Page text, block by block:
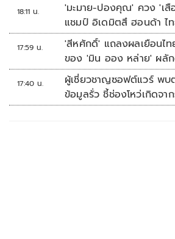
18:11 น.
'มะมาย-ปองคุณ' ควง 'เสื
แชมป์ อิเดมิตสึ ฮอนด้า ไ
คัพ สนาม 3
17:59 น.
'สีหศักดิ์' แถลงผลเยือนไท
ของ 'มิน ออง หล่าย' ผลั
อาเซียน
17:40 น.
ผู้เชี่ยวชาญซอฟต์แวร์ พบ
ข้อมูลรั่ว ชี้ช่องโหว่เกิดจา
ไม่ใช่ถูกแฮกระบบ